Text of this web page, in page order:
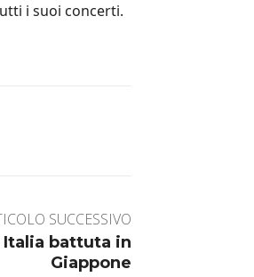
i suoi concerti.
SUCCESSIVO
Italia battuta in
Giappone